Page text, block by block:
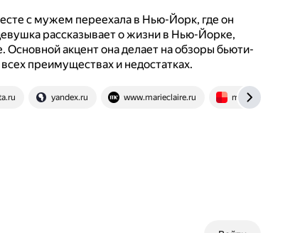
с мужем переехала в Нью-Йорк, где он
рассказывает о жизни в Нью-Йорке,
Основной акцент она делает на обзоры бьюти-
преимуществах и недостатках.
yandex.ru www.marieclaire.ru msk1.ru